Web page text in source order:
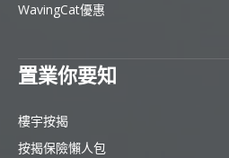
WavingCat優惠
置業你要知
樓宇按揭
按揭保險懶人包